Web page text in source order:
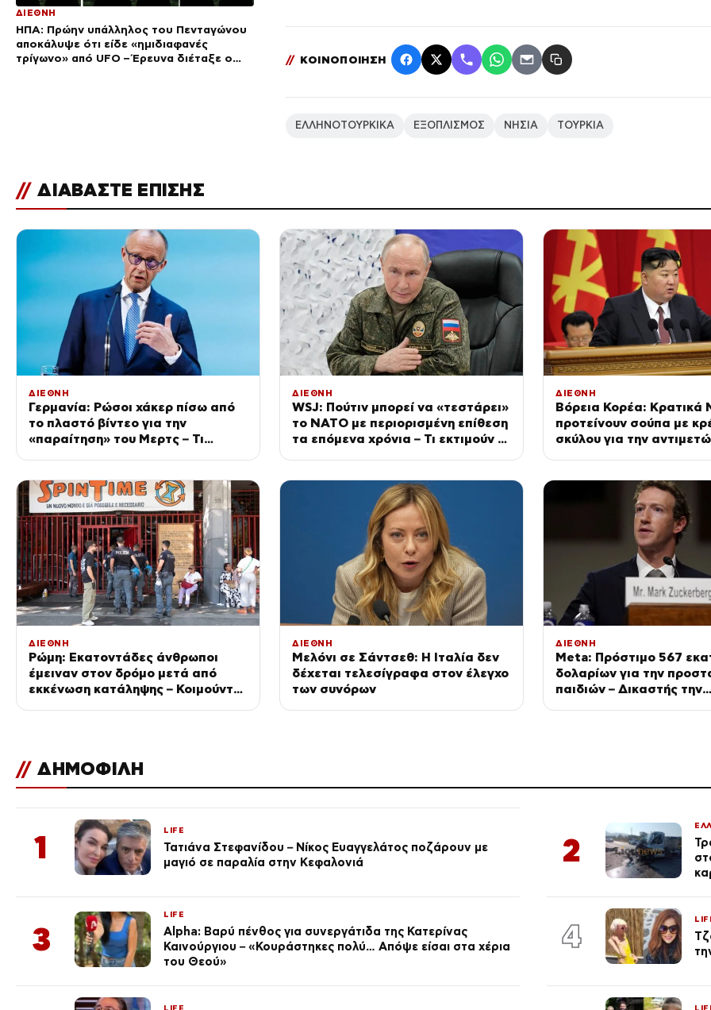
ΔΙΕΘΝΗ
ΗΠΑ: Πρώην υπάλληλος του Πενταγώνου
αποκάλυψε ότι είδε «ημιδιαφανές
τρίγωνο» από UFO – Έρευνα διέταξε ο
// ΚΟΙΝΟΠΟΙΗΣΗ
ΕΛΛΗΝΟΤΟΥΡΚΙΚΑ ΕΞΟΠΛΙΣΜΟΣ ΝΗΣΙΑ ΤΟΥΡΚΙΑ
// ΔΙΑΒΑΣΤΕ ΕΠΙΣΗΣ
ΔΙΕΘΝΗ
Γερμανία: Ρώσοι χάκερ πίσω από
το πλαστό βίντεο για την
«παραίτηση» του Μερτς – Τι
ΔΙΕΘΝΗ
WSJ: Πούτιν μπορεί να «τεστάρει»
το ΝΑΤΟ με περιορισμένη επίθεση
τα επόμενα χρόνια – Τι εκτιμούν οι
ΔΙΕΘΝΗ
Βόρεια Κορέα: Κρατικά
προτείνουν σούπα με
σκύλου για την
ΔΙΕΘΝΗ
Ρώμη: Εκατοντάδες άνθρωποι
έμειναν στον δρόμο μετά από
εκκένωση κατάληψης – Κοιμούνται
ΔΙΕΘΝΗ
Μελόνι σε Σάντσεθ: Η Ιταλία δεν
δέχεται τελεσίγραφα στον έλεγχο
των συνόρων
ΔΙΕΘΝΗ
Meta: Πρόστιμο 567
δολαρίων για την
παιδιών – Δικαστής την
// ΔΗΜΟΦΙΛΗ
1 LIFE
Τατιάνα Στεφανίδου – Νίκος Ευαγγελάτος ποζάρουν με
μαγιό σε παραλία στην Κεφαλονιά
2
3
LIFE
Alpha: Βαρύ πένθος για συνεργάτιδα της Κατερίνας
Καινούργιου – «Κουράστηκες πολύ… Απόψε είσαι στα χέρια
του Θεού»
4